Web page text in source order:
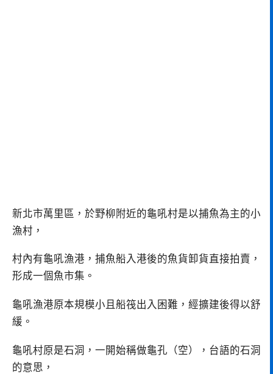
新北市萬里區，於野柳附近的龜吼村是以捕魚為主的小
漁村，
村內有龜吼漁港，捕魚船入港後的魚貨卸貨直接拍賣，
形成一個魚市集。
龜吼漁港原本規模小且船筏出入困難，經擴建後得以舒
緩。
龜吼村原是石洞，一開始稱做龜孔（空），台語的石洞
的意思，